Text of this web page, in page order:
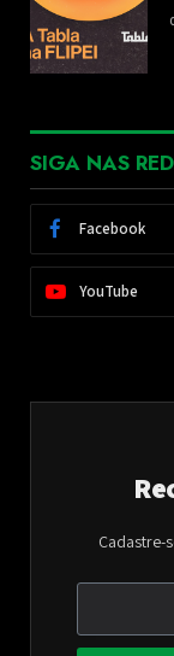
SIGA NAS
Facebook
YouTube
Cadastre-